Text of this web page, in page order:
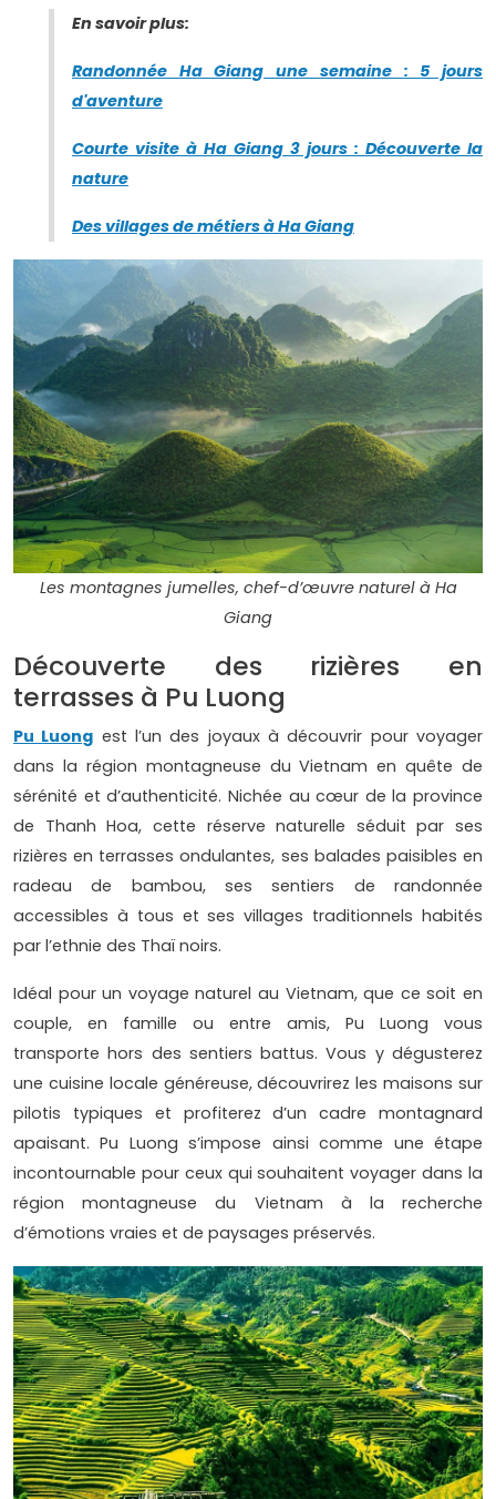
En savoir plus:
Randonnée Ha Giang une semaine : 5 jours
d'aventure
Courte visite à Ha Giang 3 jours : Découverte la
nature
Des villages de métiers à Ha Giang
Les montagnes jumelles, chef-d’œuvre naturel à Ha
Giang
Découverte des rizières en
terrasses à Pu Luong
Pu Luong est l’un des joyaux à découvrir pour voyager
dans la région montagneuse du Vietnam en quête de
sérénité et d’authenticité. Nichée au cœur de la province
de Thanh Hoa, cette réserve naturelle séduit par ses
rizières en terrasses ondulantes, ses balades paisibles en
radeau de bambou, ses sentiers de randonnée
accessibles à tous et ses villages traditionnels habités
par l’ethnie des Thaï noirs.
Idéal pour un voyage naturel au Vietnam, que ce soit en
couple, en famille ou entre amis, Pu Luong vous
transporte hors des sentiers battus. Vous y dégusterez
une cuisine locale généreuse, découvrirez les maisons sur
pilotis typiques et profiterez d’un cadre montagnard
apaisant. Pu Luong s’impose ainsi comme une étape
incontournable pour ceux qui souhaitent voyager dans la
région montagneuse du Vietnam à la recherche
d’émotions vraies et de paysages préservés.